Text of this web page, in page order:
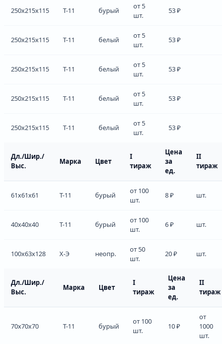
250x215x115 Т-11 бурый
от 5
шт.
53 ₽
250x215x115 Т-11 белый
от 5
шт.
53 ₽
250x215x115 Т-11 белый
от 5
шт.
53 ₽
250x215x115 Т-11 белый
от 5
шт.
53 ₽
250x215x115 Т-11 белый
от 5
шт.
53 ₽
Дл./Шир./
Выс.
Марка Цвет
I
тираж
Цена
за
ед.
II
тираж
61x61x61 Т-11 бурый
от 100
шт.
8 ₽ шт.
40x40x40 Т-11 бурый
от 100
шт.
6 ₽ шт.
100x63x128 Х-Э неопр.
от 50
шт.
20 ₽ шт.
Дл./Шир./
Выс.
Марка Цвет
I
тираж
Цена
за
ед.
II
тираж
70x70x70 Т-11 бурый
от 100
шт.
10 ₽
от
1000
шт.